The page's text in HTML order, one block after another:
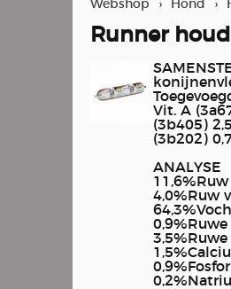
Webshop › Hond ›
Runner
Vit. A
(3b405)
(3b202)
ANALYSE
4,0%Ruw
3,5%Ruwe
0,9%Fosfor